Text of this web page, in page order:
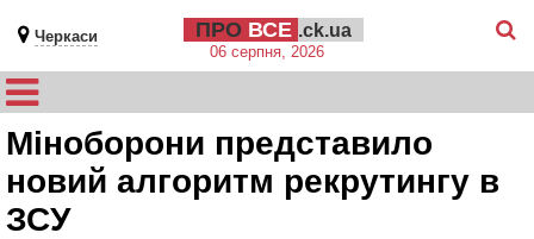
Черкаси ПРО ВСЕ .ck.ua
06 серпня, 2026
Міноборони представило
новий алгоритм рекрутингу в
ЗСУ